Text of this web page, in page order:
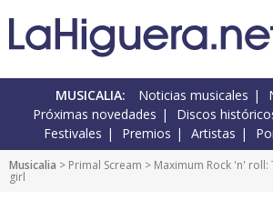
MUSICALIA: Noticias musicales
Próximas novedades
Discos
Festivales
Premios Artistas
Musicalia > Primal Scream > Maximum Rock 'n' roll:
girl